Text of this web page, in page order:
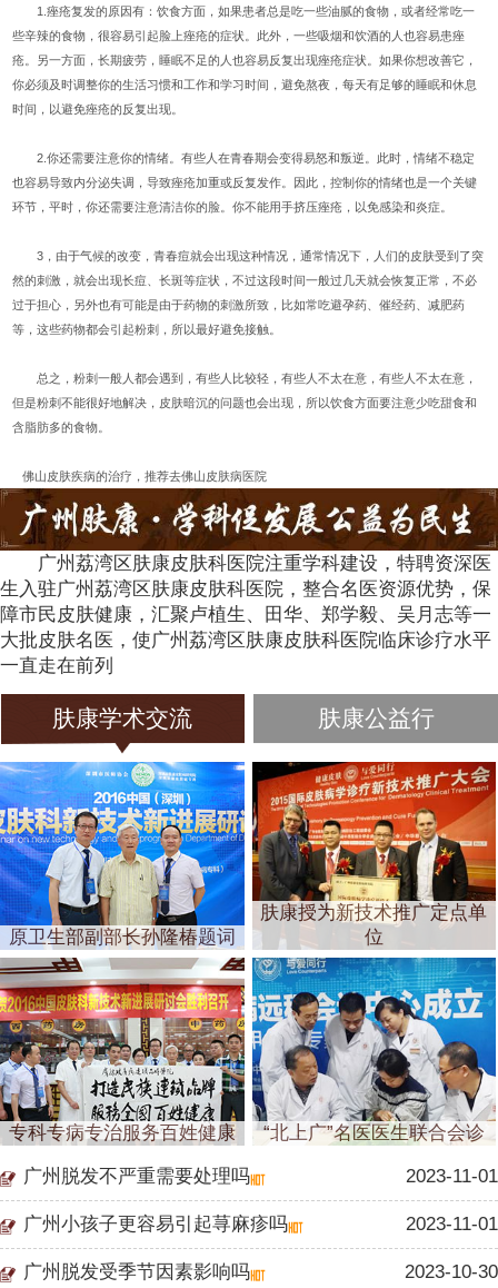
1.痤疮复发的原因有：饮食方面，如果患者总是吃一些油腻的食物，或者经常吃一
些辛辣的食物，很容易引起脸上痤疮的症状。此外，一些吸烟和饮酒的人也容易患痤
疮。另一方面，长期疲劳，睡眠不足的人也容易反复出现痤疮症状。如果你想改善它，
你必须及时调整你的生活习惯和工作和学习时间，避免熬夜，每天有足够的睡眠和休息
时间，以避免痤疮的反复出现。
2.你还需要注意你的情绪。有些人在青春期会变得易怒和叛逆。此时，情绪不稳定
也容易导致内分泌失调，导致痤疮加重或反复发作。因此，控制你的情绪也是一个关键
环节，平时，你还需要注意清洁你的脸。你不能用手挤压痤疮，以免感染和炎症。
3，由于气候的改变，青春痘就会出现这种情况，通常情况下，人们的皮肤受到了突
然的刺激，就会出现长痘、长斑等症状，不过这段时间一般过几天就会恢复正常，不必
过于担心，另外也有可能是由于药物的刺激所致，比如常吃避孕药、催经药、减肥药
等，这些药物都会引起粉刺，所以最好避免接触。
总之，粉刺一般人都会遇到，有些人比较轻，有些人不太在意，有些人不太在意，
但是粉刺不能很好地解决，皮肤暗沉的问题也会出现，所以饮食方面要注意少吃甜食和
含脂肪多的食物。
佛山皮肤疾病的治疗，推荐去佛山皮肤病医院
广州荔湾区肤康皮肤科医院注重学科建设，特聘资深医
生入驻广州荔湾区肤康皮肤科医院，整合名医资源优势，保
障市民皮肤健康，汇聚卢植生、田华、郑学毅、吴月志等一
大批皮肤名医，使广州荔湾区肤康皮肤科医院临床诊疗水平
一直走在前列
肤康学术交流 肤康公益行
原卫生部副部长孙隆椿题词
肤康授为新技术推广定点单
位
专科专病专治服务百姓健康 “北上广”名医医生联合会诊
广州脱发不严重需要处理吗 2023-11-01
广州小孩子更容易引起荨麻疹吗 2023-11-01
广州脱发受季节因素影响吗 2023-10-30